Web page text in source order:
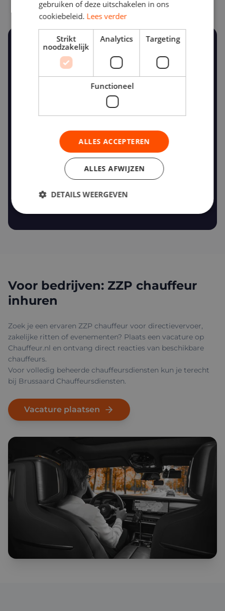
€ 21+ € 30+
€ 40+
CCV-D2
gecertificeerd of C / D
Voor bedrijven: ZZP chauffeur
inhuren
Zoek je een ervaren ZZP chauffeur voor directievervoer,
zakelijke ritten of evenementen? Plaats een vacature op
Chauffeur.nl en ontvang direct reacties van beschikbare
chauffeurs.
Voor volledig beheerde chauffeursdiensten kun je terecht
bij Brussaard Chauffeursdiensten.
Vacature plaatsen
gebruiken of deze uitschakelen in ons
cookiebeleid. Lees verder
Strikt
noodzakelijk
Analytics Targeting
Functioneel
ALLES ACCEPTEREN
ALLES AFWIJZEN
DETAILS WEERGEVEN